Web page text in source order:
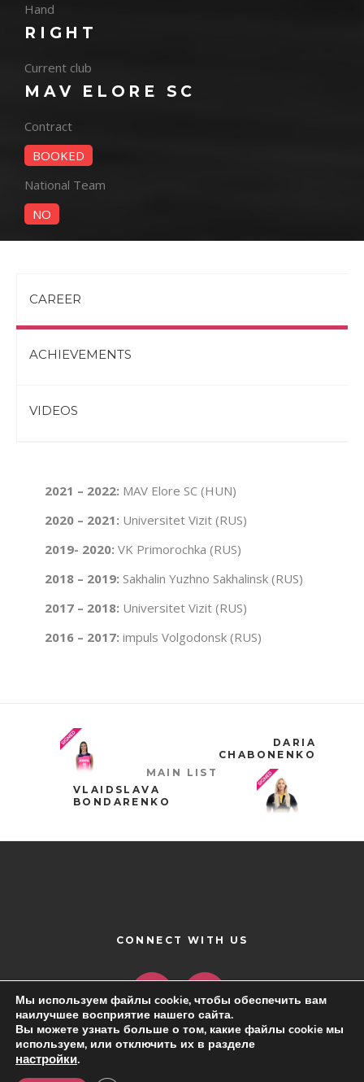
Hand
RIGHT
Current club
MAV ELORE SC
Contract
BOOKED
National Team
NO
CAREER
ACHIEVEMENTS
VIDEOS
2021 – 2022: MAV Elore SC (HUN)
2020 – 2021: Universitet Vizit (RUS)
2019- 2020: VK Primorochka (RUS)
2018 – 2019: Sakhalin Yuzhno Sakhalinsk (RUS)
2017 – 2018: Universitet Vizit (RUS)
2016 – 2017: impuls Volgodonsk (RUS)
VLAIDSLAVA
BONDARENKO
MAIN LIST
DARIA
CHABONENKO
CONNECT WITH US
Мы используем файлы cookie, чтобы обеспечить вам
наилучшее восприятие нашего сайта.
Вы можете узнать больше о том, какие файлы cookie мы
используем, или отключить их в разделе
настройки.